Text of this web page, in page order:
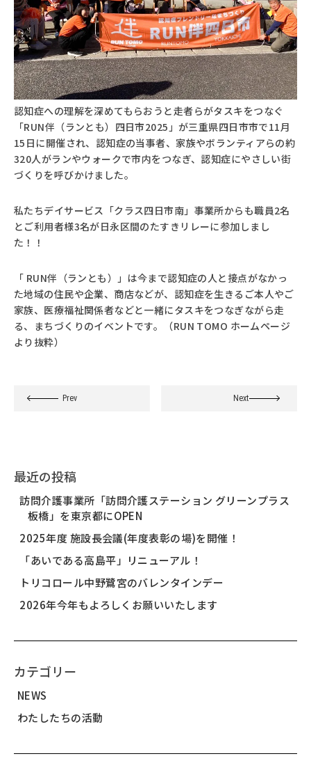
認知症への理解を深めてもらおうと走者らがタスキをつなぐ
「RUN伴（ランとも）四日市2025」が三重県四日市市で11月
15日に開催され、認知症の当事者、家族やボランティアらの約
320人がランやウォークで市内をつなぎ、認知症にやさしい街
づくりを呼びかけました。
私たちデイサービス「クラス四日市南」事業所からも職員2名
とご利用者様3名が日永区間のたすきリレーに参加しまし
た！！
「 RUN伴（ランとも）」は今まで認知症の人と接点がなかっ
た地域の住民や企業、商店などが、認知症を生きるご本人やご
家族、医療福祉関係者などと一緒にタスキをつなぎながら走
る、まちづくりのイベントです。（RUN TOMO ホームページ
より抜粋）
Prev Next
最近の投稿
訪問介護事業所「訪問介護ステーション グリーンプラス
板橋」を東京都にOPEN
2025年度 施設長会議(年度表彰の場)を開催！
「あいである高島平」リニューアル！
トリコロール中野鷺宮のバレンタインデー
2026年今年もよろしくお願いいたします
カテゴリー
NEWS
わたしたちの活動